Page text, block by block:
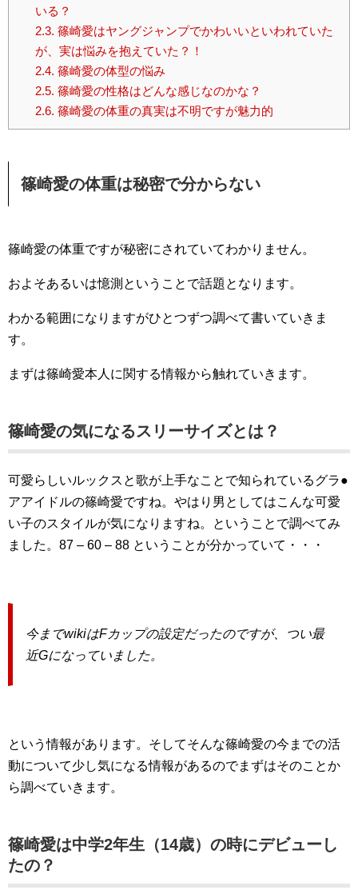
いる？
2.3. 篠崎愛はヤングジャンプでかわいいといわれていた
が、実は悩みを抱えていた？！
2.4. 篠崎愛の体型の悩み
2.5. 篠崎愛の性格はどんな感じなのかな？
2.6. 篠崎愛の体重の真実は不明ですが魅力的
篠崎愛の体重は秘密で分からない
篠崎愛の体重ですが秘密にされていてわかりません。
およそあるいは憶測ということで話題となります。
わかる範囲になりますがひとつずつ調べて書いていきま
す。
まずは篠崎愛本人に関する情報から触れていきます。
篠崎愛の気になるスリーサイズとは？
可愛らしいルックスと歌が上手なことで知られているグラ●
アアイドルの篠崎愛ですね。やはり男としてはこんな可愛
い子のスタイルが気になりますね。ということで調べてみ
ました。87 – 60 – 88 ということが分かっていて・・・
今までwikiはFカップの設定だったのですが、つい最
近Gになっていました。
という情報があります。そしてそんな篠崎愛の今までの活
動について少し気になる情報があるのでまずはそのことか
ら調べていきます。
篠崎愛は中学2年生（14歳）の時にデビューし
たの？